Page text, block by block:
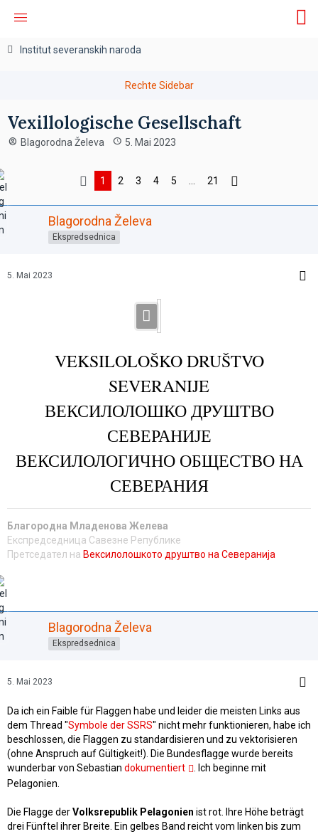
Institut severanskih naroda
Vexillologische Gesellschaft
Blagorodna Želeva 5. Mai 2023
1 2 3 4 5 21
Blagorodna Želeva
Ekspredsednica
5. Mai 2023
VEKSILOLOŠKO DRUŠTVO
SEVERANIJE
ВЕКСИЛОЛОШКО ДРУШТВО
СЕВЕРАНИЈЕ
ВЕКСИЛОЛОГИЧНО ОБЩЕСТВО НА
СЕВЕРАНИЯ
Благородна Младенова Желева
Експредседница Савезне Републике
Претседател на Вексилолошкото друштво на Северанија
Blagorodna Želeva
Ekspredsednica
5. Mai 2023
Da ich ein Faible für Flaggen habe und leider die meisten Links aus
dem Thread "Symbole der SSRS" nicht mehr funktionieren, habe ich
beschlossen, die Flaggen zu standardisieren und zu vektorisieren
(ohne Anspruch auf Gültigkeit!). Die Bundesflagge wurde bereits
wunderbar von Sebastian dokumentiert
. Ich beginne mit
Pelagonien.
Die Flagge derVolksrepublik Pelagonien ist rot. Ihre Höhe beträgt
drei Fünftel ihrer Breite. Ein gelbes Band reicht vom linken bis zum